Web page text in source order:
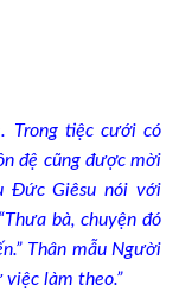
Trong tiệc cưới có
đệ cũng được mời
Ðức Giêsu nói với
bà, chuyện đó
Thân mẫu Người
làm theo.”